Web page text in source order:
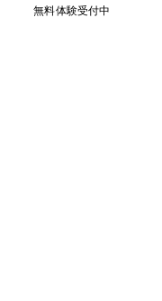
無料体験受付中